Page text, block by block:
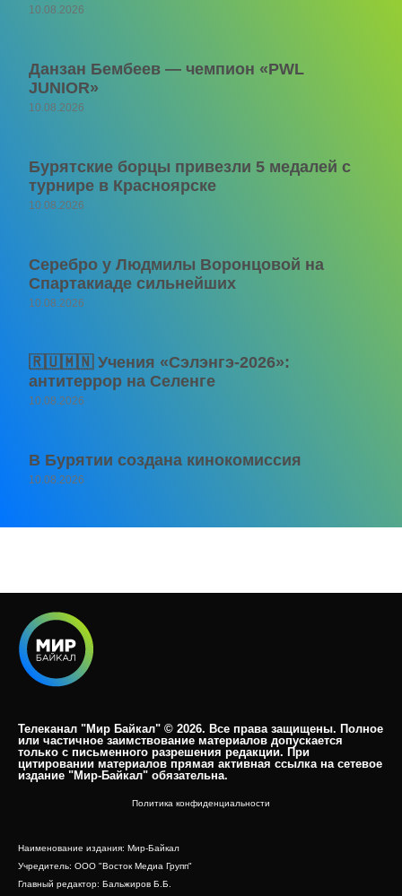
10.08.2026
Данзан Бембеев — чемпион «PWL
JUNIOR»
10.08.2026
Бурятские борцы привезли 5 медалей с
турнире в Красноярске
10.08.2026
Серебро у Людмилы Воронцовой на
Спартакиаде сильнейших
10.08.2026
🇷🇺🇲🇳 Учения «Сэлэнгэ-2026»:
антитеррор на Селенге
10.08.2026
В Бурятии создана кинокомиссия
10.08.2026
Телеканал "Мир Байкал" © 2026. Все права защищены. Полное
или частичное заимствование материалов допускается
только с письменного разрешения редакции. При
цитировании материалов прямая активная ссылка на сетевое
издание "Мир-Байкал" обязательна.​
Политика конфиденциальности
Наименование издания: Мир-Байкал
Учредитель: ООО "Восток Медиа Групп"
Главный редактор: Бальжиров Б.Б.